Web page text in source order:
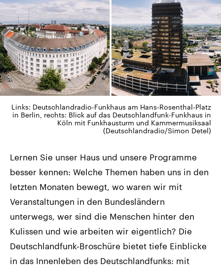
Links: Deutschlandradio-Funkhaus am Hans-Rosenthal-Platz
in Berlin, rechts: Blick auf das Deutschlandfunk-Funkhaus in
Köln mit Funkhausturm und Kammermusiksaal
(Deutschlandradio/Simon Detel)
Lernen Sie unser Haus und unsere Programme
besser kennen: Welche Themen haben uns in den
letzten Monaten bewegt, wo waren wir mit
Veranstaltungen in den Bundesländern
unterwegs, wer sind die Menschen hinter den
Kulissen und wie arbeiten wir eigentlich? Die
Deutschlandfunk-Broschüre bietet tiefe Einblicke
in das Innenleben des Deutschlandfunks: mit